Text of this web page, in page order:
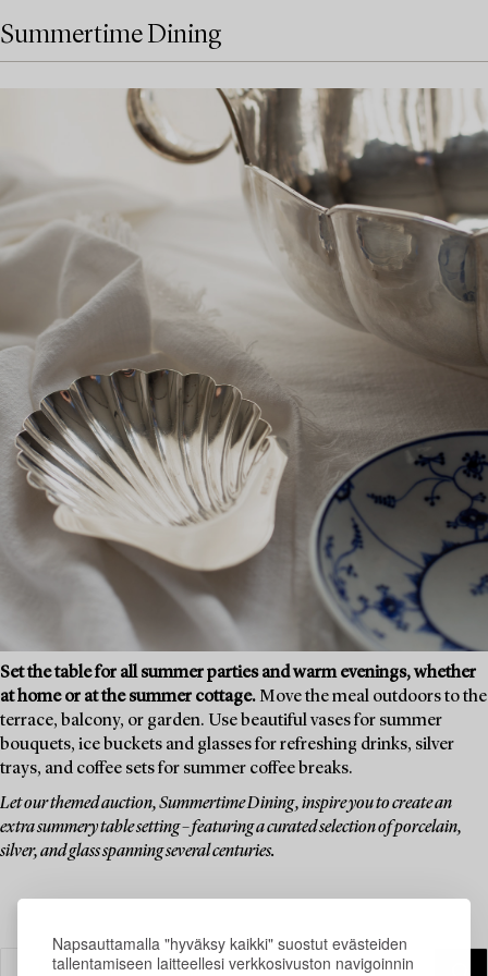
Napsauttamalla "hyväksy kaikki" suostut evästeiden
tallentamiseen laitteellesi verkkosivuston navigoinnin
Summertime Dining
Set the table for all summer parties and warm evenings, whether
at home or at the summer cottage.Move the meal outdoors to the
terrace, balcony, or garden. Use beautiful vases for summer
bouquets, ice buckets and glasses for refreshing drinks, silver
trays, and coffee sets for summer coffee breaks.
Let our themed auction, Summertime Dining, inspire you to create an
extra summery table setting – featuring a curated selection of porcelain,
silver, and glass spanning several centuries.